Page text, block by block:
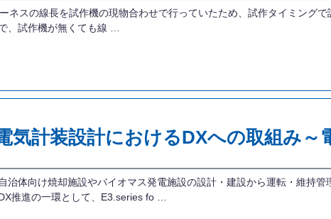
ネスの線長を試作機の現物合わせで行っていたため、試作タイミング
、試作機が無くても線 …
気計装設計におけるDXへの取組み
治体向け焼却施設やバイオマス発電施設の設計・建設から運転・維持
推進の一環として、E3.series fo …